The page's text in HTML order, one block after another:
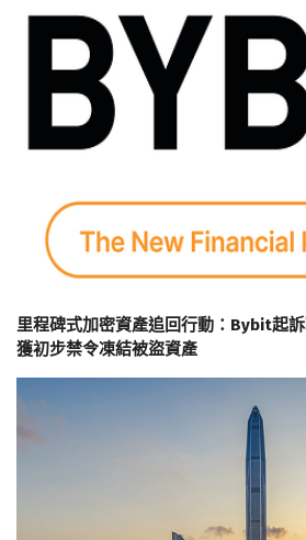
里程碑式加密資產追回行動：Bybit起
獲初步禁令凍結被盜資產